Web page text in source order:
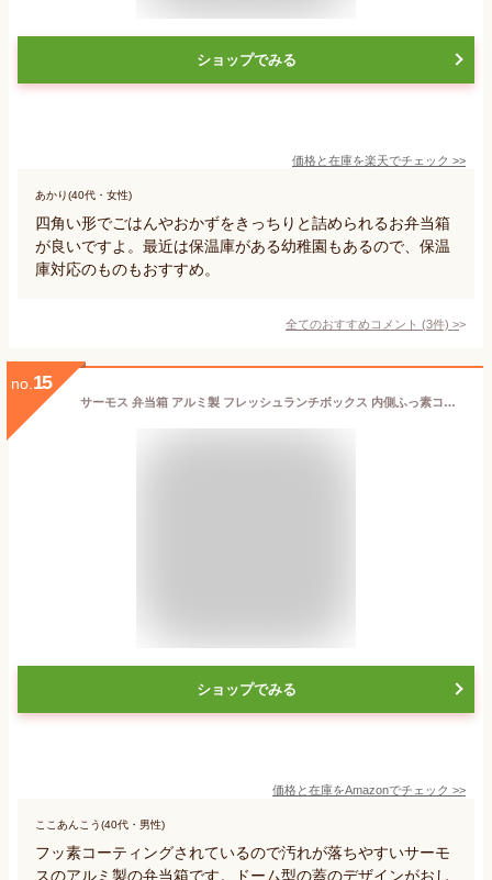
ショップでみる
価格と在庫を楽天でチェック >>
あかり(40代・女性)
四角い形でごはんやおかずをきっちりと詰められるお弁当箱
が良いですよ。最近は保温庫がある幼稚園もあるので、保温
庫対応のものもおすすめ。
全てのおすすめコメント (3件) >
no. 15
サーモス 弁当箱 アルミ製 フレッシュランチボックス 内側ふっ素コーティング 800ml シルバー DAA-800 SL
ショップでみる
価格と在庫をAmazonでチェック >>
ここあんこう(40代・男性)
フッ素コーティングされているので汚れが落ちやすいサーモ
スのアルミ製の弁当箱です。ドーム型の蓋のデザインがおし